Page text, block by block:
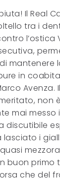
Il Real
tra i
l’ostica
mantenere
in
Avenza.
non
mai messo
discutibile
lasciato i
buon primo
che del